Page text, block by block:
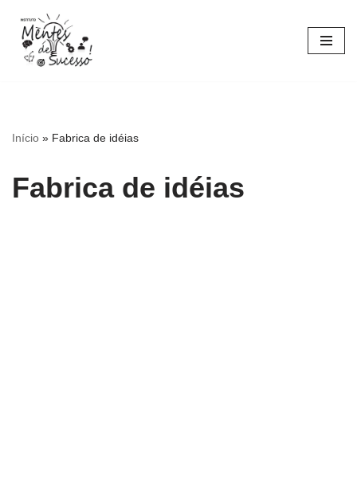
Pular
para
Início » Fabrica de idéias
Fabrica de idéias